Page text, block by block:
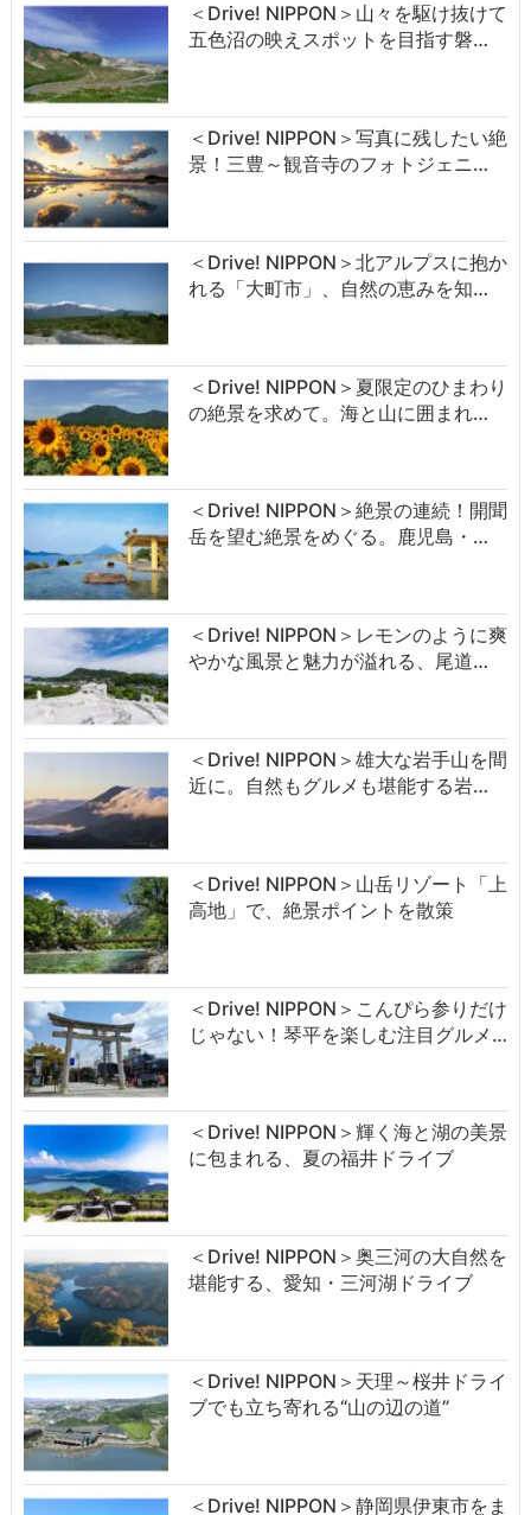
＜Drive! NIPPON＞山々を駆け抜けて
五色沼の映えスポットを目指す磐…
＜Drive! NIPPON＞写真に残したい絶
景！三豊～観音寺のフォトジェニ…
＜Drive! NIPPON＞北アルプスに抱か
れる「大町市」、自然の恵みを知…
＜Drive! NIPPON＞夏限定のひまわり
の絶景を求めて。海と山に囲まれ…
＜Drive! NIPPON＞絶景の連続！開聞
岳を望む絶景をめぐる。鹿児島・…
＜Drive! NIPPON＞レモンのように爽
やかな風景と魅力が溢れる、尾道…
＜Drive! NIPPON＞雄大な岩手山を間
近に。自然もグルメも堪能する岩…
＜Drive! NIPPON＞山岳リゾート「上
高地」で、絶景ポイントを散策
＜Drive! NIPPON＞こんぴら参りだけ
じゃない！琴平を楽しむ注目グルメ…
＜Drive! NIPPON＞輝く海と湖の美景
に包まれる、夏の福井ドライブ
＜Drive! NIPPON＞奥三河の大自然を
堪能する、愛知・三河湖ドライブ
＜Drive! NIPPON＞天理～桜井ドライ
ブでも立ち寄れる“山の辺の道”
＜Drive! NIPPON＞静岡県伊東市をま